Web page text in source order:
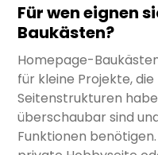
Für wen eignen
Baukästen?
Homepage-
für kleine Projekte,
Seitenstrukturen
überschaubar sind
Funktionen